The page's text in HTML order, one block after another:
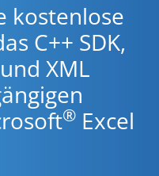
kostenlose
C++ SDK,
XML
® Excel